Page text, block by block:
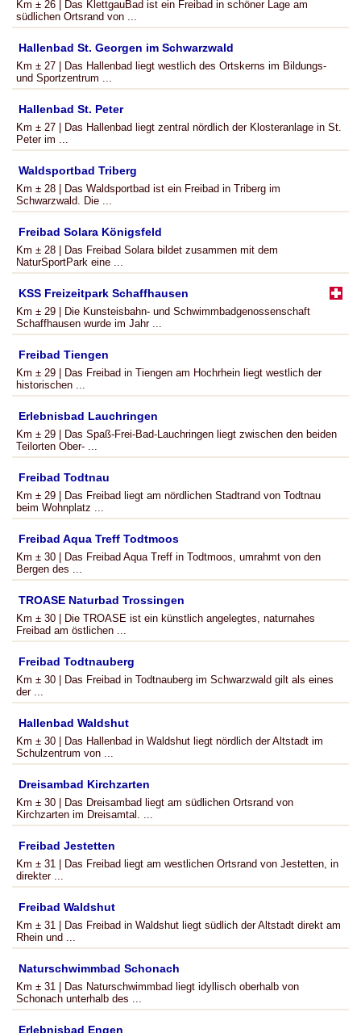
Km ± 26 | Das KlettgauBad ist ein Freibad in schöner Lage am
südlichen Ortsrand von ...
Hallenbad St. Georgen im Schwarzwald
Km ± 27 | Das Hallenbad liegt westlich des Ortskerns im Bildungs-
und Sportzentrum ...
Hallenbad St. Peter
Km ± 27 | Das Hallenbad liegt zentral nördlich der Klosteranlage in St.
Peter im ...
Waldsportbad Triberg
Km ± 28 | Das Waldsportbad ist ein Freibad in Triberg im
Schwarzwald. Die ...
Freibad Solara Königsfeld
Km ± 28 | Das Freibad Solara bildet zusammen mit dem
NaturSportPark eine ...
KSS Freizeitpark Schaffhausen
Km ± 29 | Die Kunsteisbahn- und Schwimmbadgenossenschaft
Schaffhausen wurde im Jahr ...
Freibad Tiengen
Km ± 29 | Das Freibad in Tiengen am Hochrhein liegt westlich der
historischen ...
Erlebnisbad Lauchringen
Km ± 29 | Das Spaß-Frei-Bad-Lauchringen liegt zwischen den beiden
Teilorten Ober- ...
Freibad Todtnau
Km ± 29 | Das Freibad liegt am nördlichen Stadtrand von Todtnau
beim Wohnplatz ...
Freibad Aqua Treff Todtmoos
Km ± 30 | Das Freibad Aqua Treff in Todtmoos, umrahmt von den
Bergen des ...
TROASE Naturbad Trossingen
Km ± 30 | Die TROASE ist ein künstlich angelegtes, naturnahes
Freibad am östlichen ...
Freibad Todtnauberg
Km ± 30 | Das Freibad in Todtnauberg im Schwarzwald gilt als eines
der ...
Hallenbad Waldshut
Km ± 30 | Das Hallenbad in Waldshut liegt nördlich der Altstadt im
Schulzentrum von ...
Dreisambad Kirchzarten
Km ± 30 | Das Dreisambad liegt am südlichen Ortsrand von
Kirchzarten im Dreisamtal. ...
Freibad Jestetten
Km ± 31 | Das Freibad liegt am westlichen Ortsrand von Jestetten, in
direkter ...
Freibad Waldshut
Km ± 31 | Das Freibad in Waldshut liegt südlich der Altstadt direkt am
Rhein und ...
Naturschwimmbad Schonach
Km ± 31 | Das Naturschwimmbad liegt idyllisch oberhalb von
Schonach unterhalb des ...
Erlebnisbad Engen